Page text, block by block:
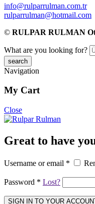
info@rulparrulman.com.tr
rulparrulman@hotmail.com
© RULPAR RULMAN
What are you looking for?
Navigation
My Cart
Close
Great to have
Username or email *
Password * Lost?
SIGN IN TO YOUR